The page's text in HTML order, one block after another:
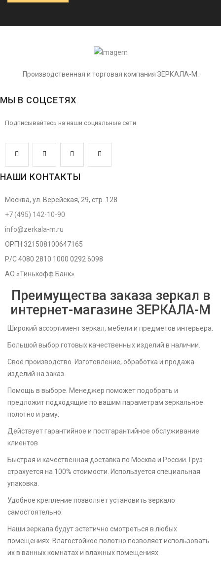
Производственная и торговая компания ЗЕРКАЛА-М.
МЫ В СОЦСЕТЯХ
Подписывайтесь на наши социальные сети
НАШИ КОНТАКТЫ
Москва, ул. Верейская, 29, стр. 128
+7 (495) 142-10-90
info@zerkala-m.ru
ОРГН 321508100647165
Р/С 4080 2810 1000 0292 6098
АО «Тинькофф Банк»
Преимущества заказа зеркал в
интернет-магазине ЗЕРКАЛА-M
Широкий ассортимент зеркал, мебели и предметов интерьера.
Большой выбор готовых качественных изделий в наличии.
Своё производство. Изготовление, обработка и продажа
изделий на заказ.
Помощь в выборе. Менеджер поможет подобрать и
предложит подходящие по вашим параметрам зеркальное
полотно и раму.
Действует гарантийное и постгарантийное обслуживание
клиентов
Быстрая и качественная доставка по Москва и России. Груз
страхуется на 100% стоимости. Используется специальная
упаковка.
Удобное крепление позволяет установить зеркало
самостоятельно.
Наши зеркала будут эстетично смотреться в любых
помещениях. Влагостойкое полотно позволяет использовать
их в ванных комнатах и влажных помещениях.